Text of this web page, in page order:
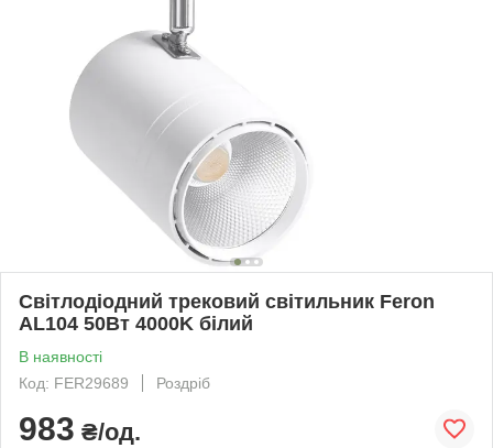
Світлодіодний трековий світильник Feron
AL104 50Вт 4000K білий
В наявності
Код: FER29689
Роздріб
983 ₴/од.